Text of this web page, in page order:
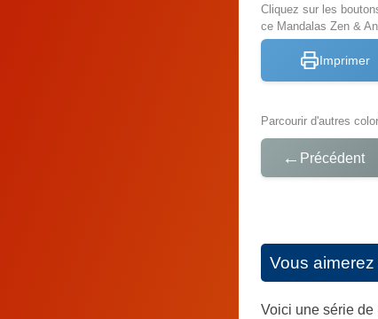
Cliquez sur les
ce Mandalas Zen &
Imprimer
Parcourir d'autres
← Précédent
Vous
Voici une série de